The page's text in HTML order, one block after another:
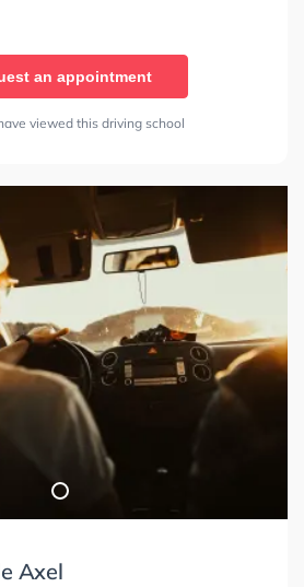
an appointment
viewed this driving school
Axel